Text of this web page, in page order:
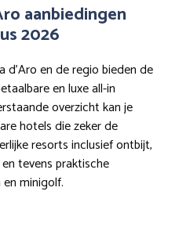
aanbiedingen
2026
en de regio bieden de
en luxe all-in
overzicht kan je
hotels die zeker de
resorts inclusief ontbijt,
tevens praktische
minigolf.